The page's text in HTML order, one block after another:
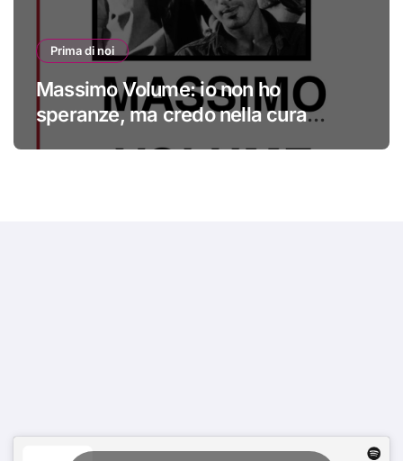
Prima di noi
Massimo Volume: io non ho
speranze, ma credo nella cura